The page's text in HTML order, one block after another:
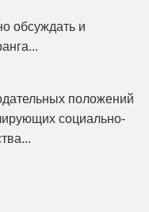
обсуждать и
положений
социально-